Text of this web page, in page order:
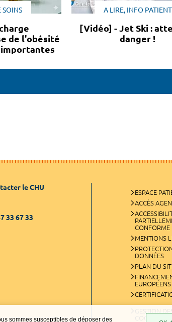
sommes susceptibles de déposer des
SOINS
de l'obésité
A LIRE, INFO PATIENT
[Vidéo] - Jet Ski :
danger !
le CHU
33 67 33
ESPACE
ACCÈS
CONFORME
MENTIONS
DONNÉES
PLAN DU
EUROPÉENS
GESTION DES
COOKIES